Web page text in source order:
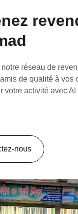
réseau de
de qualité à vos
votre activité avec Al
nous